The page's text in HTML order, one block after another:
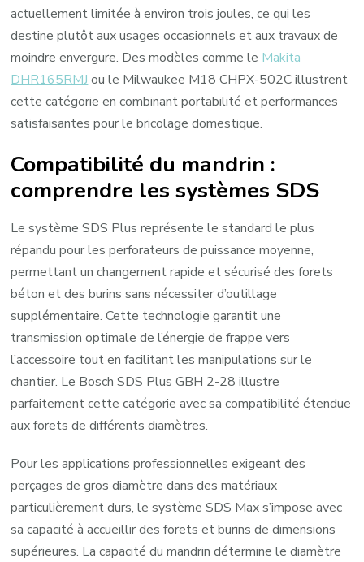
actuellement limitée à environ trois joules, ce qui les
destine plutôt aux usages occasionnels et aux travaux de
moindre envergure. Des modèles comme leMakita
DHR165RMJou le Milwaukee M18 CHPX-502C illustrent
cette catégorie en combinant portabilité et performances
satisfaisantes pour le bricolage domestique.
Compatibilité du mandrin :
comprendre les systèmes SDS
Le système SDS Plus représente le standard le plus
répandu pour les perforateurs de puissance moyenne,
permettant un changement rapide et sécurisé des forets
béton et des burins sans nécessiter d’outillage
supplémentaire. Cette technologie garantit une
transmission optimale de l’énergie de frappe vers
l’accessoire tout en facilitant les manipulations sur le
chantier. Le Bosch SDS Plus GBH 2-28 illustre
parfaitement cette catégorie avec sa compatibilité étendue
aux forets de différents diamètres.
Pour les applications professionnelles exigeant des
perçages de gros diamètre dans des matériaux
particulièrement durs, le système SDS Max s’impose avec
sa capacité à accueillir des forets et burins de dimensions
supérieures. La capacité du mandrin détermine le diamètre